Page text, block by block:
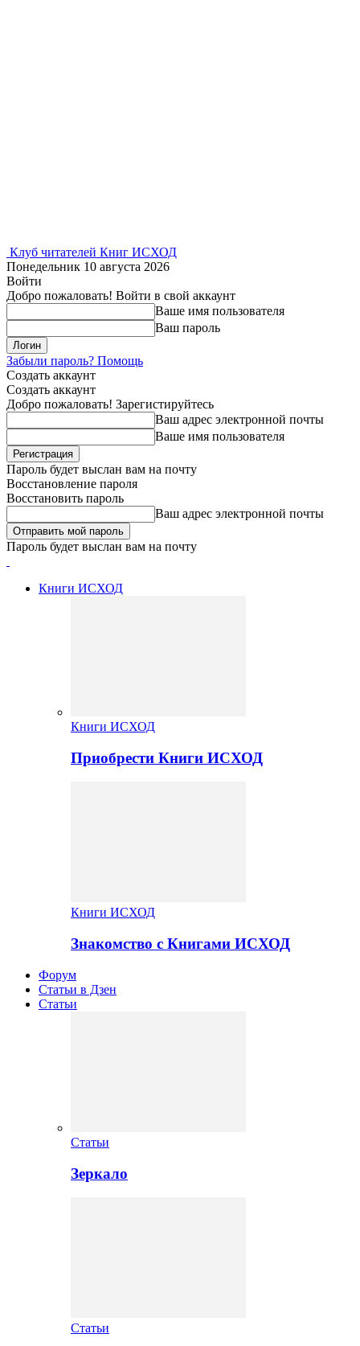
Клуб читателей Книг ИСХОД
Понедельник 10 августа 2026
Войти
Добро пожаловать! Войти в свой аккаунт
Ваше имя пользователя
Ваш пароль
Забыли пароль? Помощь
Создать аккаунт
Создать аккаунт
Добро пожаловать! Зарегистируйтесь
Ваш адрес электронной почты
Ваше имя пользователя
Пароль будет выслан вам на почту
Восстановление пароля
Восстановить пароль
Ваш адрес электронной почты
Пароль будет выслан вам на почту
Книги ИСХОД
Книги ИСХОД
Приобрести Книги ИСХОД
Книги ИСХОД
Знакомство с Книгами ИСХОД
Форум
Статьи в Дзен
Статьи
Статьи
Зеркало
Статьи